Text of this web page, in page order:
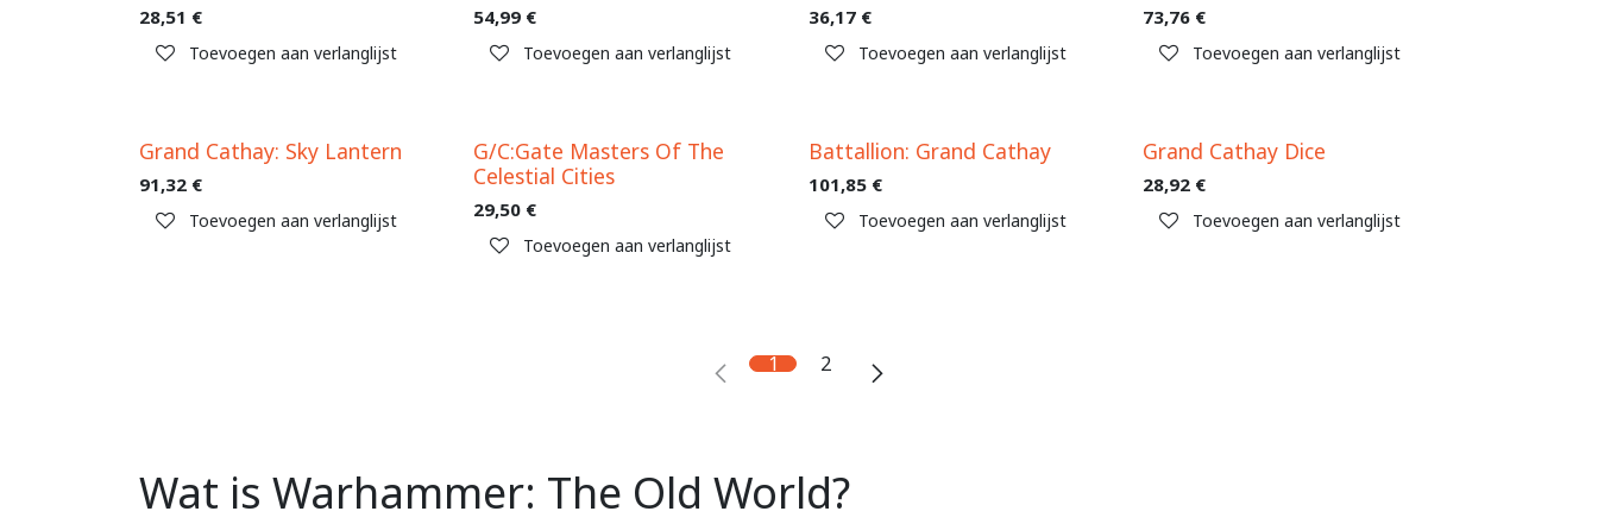
28,51 €
Toevoegen aan verlanglijst
54,99 €
Toevoegen aan verlanglijst
36,17€
Toevoegen aan verlanglijst
73,76 €
Toevoegen aan verlanglijst
Grand Cathay: Sky Lantern
91,32 €
Toevoegen aan verlanglijst
G/C:Gate Masters Of The
Celestial Cities
29,50 €
Toevoegen aan verlanglijst
Battallion: Grand Cathay
101,85€
Toevoegen aan verlanglijst
Grand Cathay Dice
28,92 €
Toevoegen aan verlanglijst
1 2
Wat is Warhammer: The Old World?